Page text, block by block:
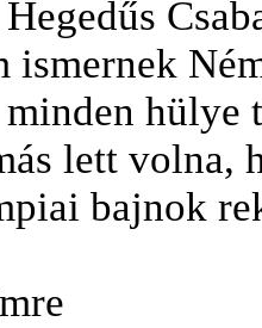
ismernek
hülye
lett volna,
bajnok